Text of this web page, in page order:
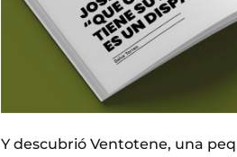
Y descubrió Ventotene, una